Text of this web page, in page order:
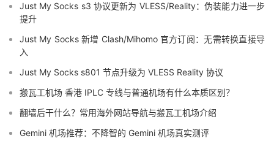
Just My Socks s3 协议更新为 VLESS/Reality：伪装能力进一步
提升
Just My Socks 新增 Clash/Mihomo 官方订阅：无需转换直接导
入
Just My Socks s801 节点升级为 VLESS Reality 协议
搬瓦工机场 香港 IPLC 专线与普通机场有什么本质区别？
翻墙后干什么？常用海外网站导航与搬瓦工机场介绍
Gemini 机场推荐：不降智的 Gemini 机场真实测评